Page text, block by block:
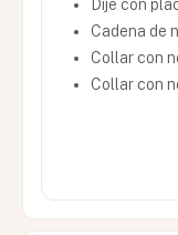
Dije con
Cadena de
Collar con
Collar con